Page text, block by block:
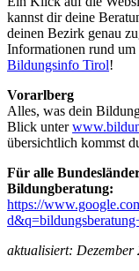
kannst dir deine
deinen Bezirk genau
Informationen rund
Bildungsinfo Tirol!
Vorarlberg
Alles, was dein
Blick unter
übersichtlich kommst
Für alle
Bildungberatung:
https://
aktualisiert: Dezember